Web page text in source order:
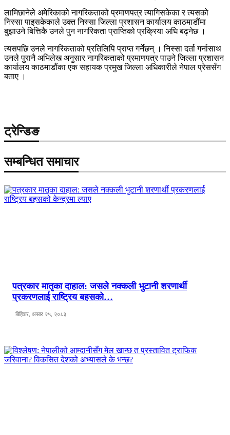
लामिछानेले अमेरिकाको नागरिकताको प्रमाणपत्र त्यागिसकेका र त्यसको
निस्सा पाइसकेकाले उक्त निस्सा जिल्ला प्रशासन कार्यालय काठमाडौंमा
बुझाउने बित्तिकै उनले पुन नागरिकता प्राप्तिको प्रक्रिया अघि बढ्नेछ ।
त्यसपछि उनले नागरिकताको प्रतिलिपि प्राप्त गर्नेछन् । निस्सा दर्ता गर्नासाथ
उनले पुरानै अभिलेख अनुसार नागरिकताको प्रमाणपत्र पाउने जिल्ला प्रशासन
कार्यालय काठमाडौंका एक सहायक प्रमुख जिल्ला अधिकारीले नेपाल प्रेससँग
बताए ।
ट्रेन्डिङ
सम्बन्धित समाचार
पत्रकार मातृका दाहाल: जसले नक्कली भुटानी शरणार्थी
प्रकरणलाई राष्ट्रिय बहसको…
बिहिवार, असार २५, २०८३